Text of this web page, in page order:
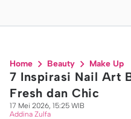
Home Beauty Make Up
7 Inspirasi Nail Art
Fresh dan Chic
17 Mei 2026, 15:25 WIB
Addina Zulfa